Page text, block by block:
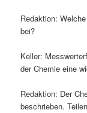
Redaktion:
bei?
Keller:
der Chemie eine
Redaktion: Der
beschrieben.